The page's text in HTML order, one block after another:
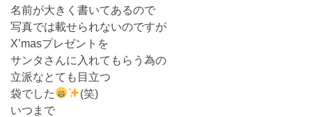
名前が大きく書いてあるので
写真では載せられないのですが
X’masプレゼントを
サンタさんに入れてもらう為の
立派なとても目立つ
袋でした
(笑)
いつまで